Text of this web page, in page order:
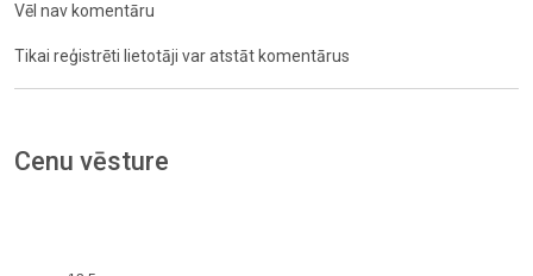
Vēl nav komentāru
Tikai reģistrēti lietotāji var atstāt komentārus
Cenu vēsture